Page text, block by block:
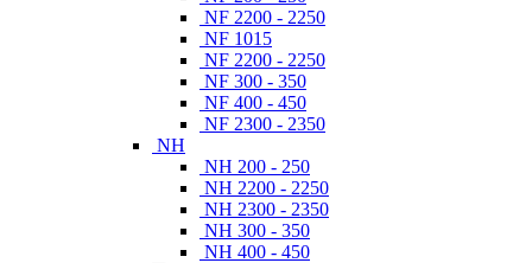
NF 2200 - 2250
NF 1015
NF 2200 - 2250
NF 300 - 350
NF 400 - 450
NF 2300 - 2350
NH
NH 200 - 250
NH 2200 - 2250
NH 2300 - 2350
NH 300 - 350
NH 400 - 450